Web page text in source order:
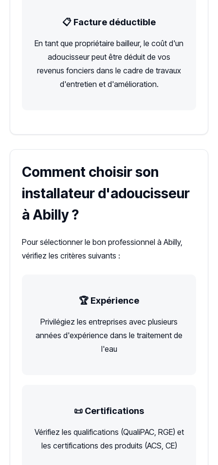
📋 Facture déductible
En tant que propriétaire bailleur, le coût d'un
adoucisseur peut être déduit de vos
revenus fonciers dans le cadre de travaux
d'entretien et d'amélioration.
Comment choisir son
installateur d'adoucisseur
à Abilly ?
Pour sélectionner le bon professionnel à Abilly,
vérifiez les critères suivants :
🏆 Expérience
Privilégiez les entreprises avec plusieurs
années d'expérience dans le traitement de
l'eau
📜 Certifications
Vérifiez les qualifications (QualiPAC, RGE) et
les certifications des produits (ACS, CE)